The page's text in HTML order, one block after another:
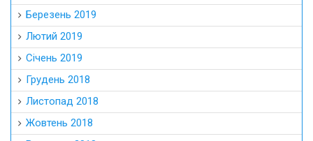
Березень 2019
Лютий 2019
Січень 2019
Грудень 2018
Листопад 2018
Жовтень 2018